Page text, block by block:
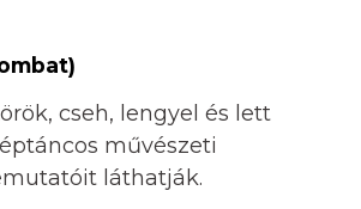
cseh, lengyel és lett
művészeti
láthatják.